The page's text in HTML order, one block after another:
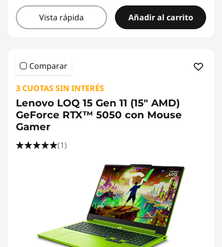
Vista rápida Añadir al carrito
Comparar
3 CUOTAS SIN INTERÉS
Lenovo LOQ 15 Gen 11 (15" AMD)
GeForce RTX™ 5050 con Mouse
Gamer
(1)